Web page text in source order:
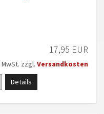
17,95 EUR
zzgl. Versandkosten
Details